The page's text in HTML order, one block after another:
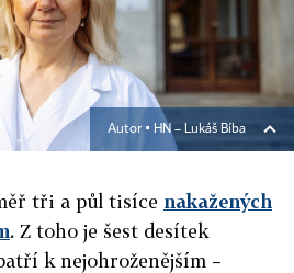
Autor ▪ HN – Lukáš Bíba
tři a půl tisíce nakažených
. Z toho je šest desítek
k nejohroženějším –